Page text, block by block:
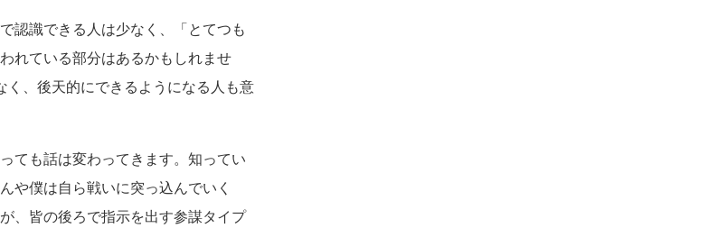
認識できる人は少なく、「とてつも
れている部分はあるかもしれませ
、後天的にできるようになる人も意
ても話は変わってきます。知ってい
や僕は自ら戦いに突っ込んでいく
、皆の後ろで指示を出す参謀タイプ